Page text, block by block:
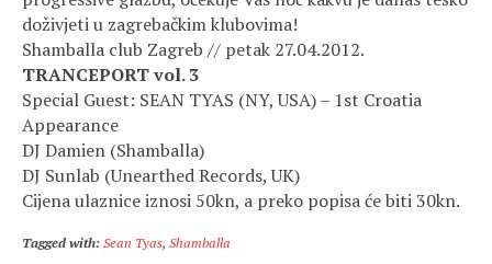
doživjeti u zagrebačkim klubovima!
Shamballa club Zagreb // petak 27.04.2012.
TRANCEPORT vol. 3
Special Guest: SEAN TYAS (NY, USA) – 1st Croatia
Appearance
DJ Damien (Shamballa)
DJ Sunlab (Unearthed Records, UK)
Cijena ulaznice iznosi 50kn, a preko popisa će biti 30kn.
Tagged with:Sean Tyas, Shamballa